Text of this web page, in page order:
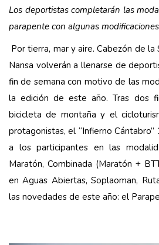
Los deportistas completarán las
parapente con algunas
Por tierra, mar y aire. Cabezón de la
Nansa volverán a llenarse de
fin de semana con motivo de las
la edición de este año. Tras dos
bicicleta de montaña y el
protagonistas, el “Infierno
a los participantes en las
Maratón, Combinada (Maratón +
en Aguas Abiertas, Soplaoman,
las novedades de este año: el